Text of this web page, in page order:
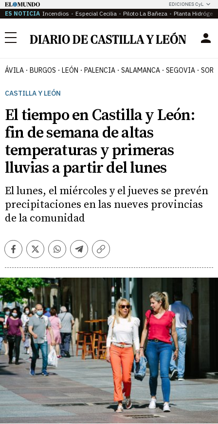
EDICIONES CyL
ES NOTICIA Incendios Especial Cecilia Piloto La Bañeza Planta
Menú
ÁVILA BURGOS LEÓN PALENCIA SALAMANCA SEGOVIA
CASTILLA Y LEÓN
El tiempo en Castilla y León:
fin de semana de altas
temperaturas y primeras
lluvias a partir del lunes
El lunes, el miércoles y el jueves se prevén
precipitaciones en las nueves provincias
de la comunidad
FacebookTwitterWhatsappTelegramCopiar